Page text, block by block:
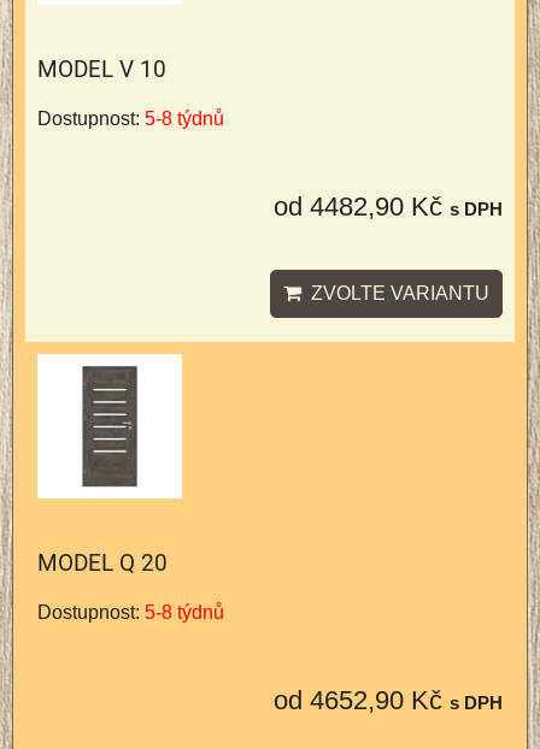
MODEL V 10
Dostupnost: 5-8 týdnů
od 4482,90 Kč s DPH
ZVOLTE VARIANTU
MODEL Q 20
Dostupnost: 5-8 týdnů
od 4652,90 Kč s DPH